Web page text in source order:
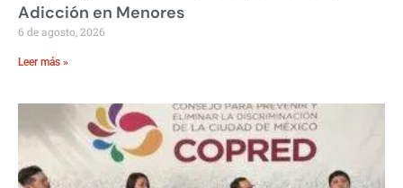
Adicción en Menores
6 de agosto, 2026
Leer más »